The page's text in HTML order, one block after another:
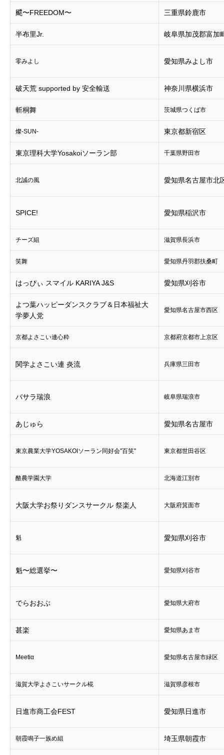
飃〜FREEDOM〜 三重県鈴鹿市
半布里Jr. 岐阜県加茂郡富加
零みよし 愛知県みよし市
破天荒 supported by 安全輸送 神奈川県横浜市
斬桐舞 茨城県つくば市
燦-SUN- 東京都新宿区
東京理科大学Yosakoiソーラン部 千葉県野田市
北誠の風 愛知県名古屋市北
SPICE! 愛知県稲沢市
チーズ組 滋賀県長浜市
笑舞 愛知県丹羽郡扶桑町
はっぴぃ スマイル KARIYA J&S 愛知県刈谷市
よつ葉ハッピーダンスクラブ＆日本福祉大
学夢人党
愛知県名古屋市西区
京都よさこい連心粋 京都府京都市上京区
関学よさこい連 炎流 兵庫県三田市
バサラ瑞浪 岐阜県瑞浪市
あじゅら 愛知県名古屋市
東京農業大学YOSAKOIソーラン同好会"百笑" 東京都世田谷区
酪農学園大学 北海道江別市
大阪大学お祭りダンスサークル 祭楽人 大阪府箕面市
魁 愛知県刈谷市
魁〜総選挙〜 愛知県刈谷市
でらおおぶ 愛知県大府市
甚楽 愛知県あま市
Meetiα 愛知県名古屋市緑区
滋賀大学よさこいサークル椛 滋賀県彦根市
日進市商工会FEST 愛知県日進市
朝霞鳴子一族め組 埼玉県朝霞市